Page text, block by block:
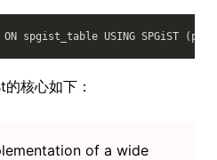
核心如下：
of a wide